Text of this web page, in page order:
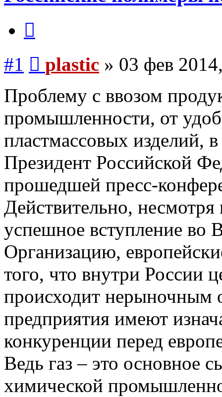
#1 plastic » 03 фев
Проблему с ввозом
промышленности, от
пластмассовых изделий,
Президент Российской
прошедшей пресс-
Действительно,
успешное вступление во
Организацию,
того, что внутри России
происходит нерыночным
предприятия имеют
конкуренции перед
Ведь газ – это основное
химической